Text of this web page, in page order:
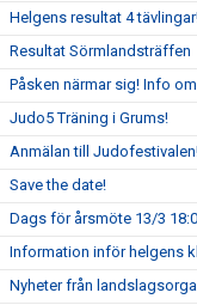
Helgens resultat 4
Resultat Sörmlandsträffen
Påsken närmar sig! Info
Judo5 Träning i Grums!
Anmälan till
Save the date!
Dags för årsmöte 13/3
Information inför helgens
Nyheter från